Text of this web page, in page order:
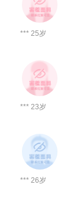
*** 25岁
*** 23岁
*** 26岁